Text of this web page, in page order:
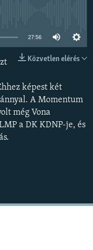
27:56
Közvetlen elérés
képest két
A Momentum
még Vona
a DK KDNP-je, és